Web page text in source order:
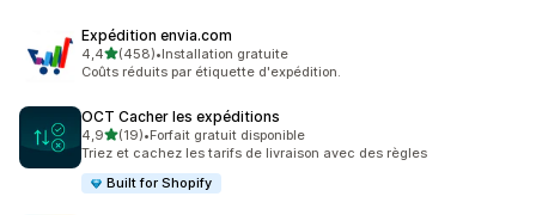
Expédition envia.com
4,4étoile(s) sur 5
(458)
458 avis au total
•Installation gratuite
Coûts réduits par étiquette d'expédition.
OCT Cacher les expéditions
4,9étoile(s) sur 5
(19)
19 avis au total
•Forfait gratuit disponible
Triez et cachez les tarifs de livraison avec des règles
Built for Shopify